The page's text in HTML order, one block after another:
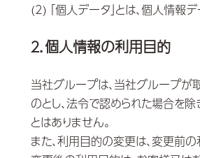
(2) 「個人データ」とは、個人情報
２．個人情報の利用目的
当社グループは、当社グループが
のとし、法令で認められた場合を
とはありません。
また、利用目的の変更は、変更前